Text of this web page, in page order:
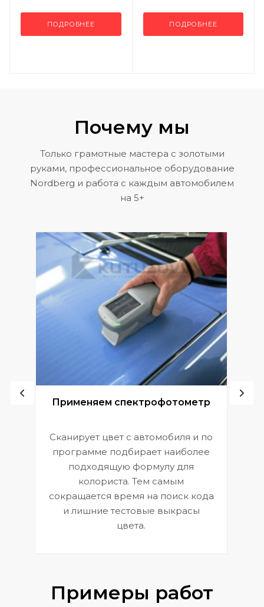
ПОДРОБНЕЕ ПОДРОБНЕЕ
Почему мы
Только грамотные мастера с золотыми
руками, профессиональное оборудование
Nordberg и работа с каждым автомобилем
на 5+
Применяем спектрофотометр
Сканирует цвет с автомобиля и по
программе подбирает наиболее
подходящую формулу для
колориста. Тем самым
сокращается время на поиск кода
и лишние тестовые выкрасы
цвета.
Примеры работ